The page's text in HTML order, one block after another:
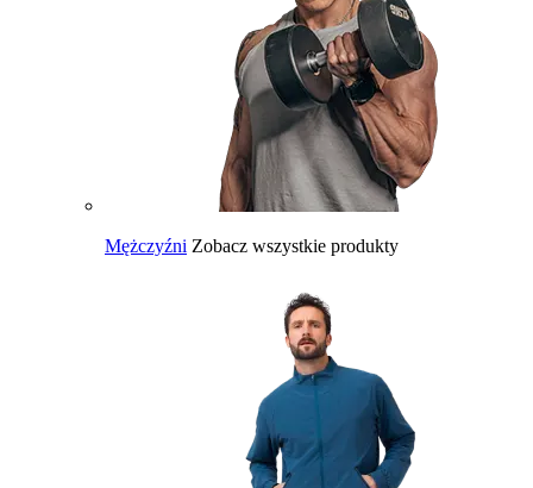
Mężczyźni Zobacz wszystkie produkty